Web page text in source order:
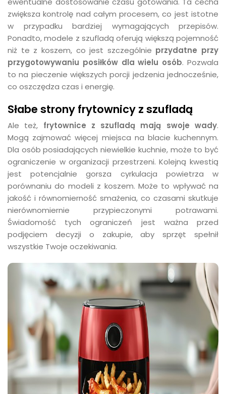
zwiększa kontrolę nad całym procesem, co jest istotne
w przypadku bardziej wymagających przepisów.
Ponadto, modele z szufladą oferują większą pojemność
niż te z koszem, co jest szczególnie przydatne przy
przygotowywaniu posiłków dla wielu osób. Pozwala
to na pieczenie większych porcji jedzenia jednocześnie,
co oszczędza czas i energię.
Słabe strony frytownicy z szufladą
Ale też, frytownice z szufladą mają swoje wady.
Mogą zajmować więcej miejsca na blacie kuchennym.
Dla osób posiadających niewielkie kuchnie, może to być
ograniczenie w organizacji przestrzeni. Kolejną kwestią
jest potencjalnie gorsza cyrkulacja powietrza w
porównaniu do modeli z koszem. Może to wpływać na
jakość i równomierność smażenia, co czasami skutkuje
nierównomiernie przypieczonymi potrawami.
Świadomość tych ograniczeń jest ważna przed
podjęciem decyzji o zakupie, aby sprzęt spełnił
wszystkie Twoje oczekiwania.